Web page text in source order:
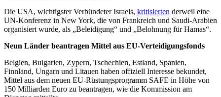
Die USA, wichtigster Verbündeter Israels, kritisierten derweil eine
UN-Konferenz in New York, die von Frankreich und Saudi-Arabien
organisiert wurde, als „Beleidigung“ und „Belohnung für Hamas“.
Neun Länder beantragen Mittel aus EU-Verteidigungsfonds
Belgien, Bulgarien, Zypern, Tschechien, Estland, Spanien,
Finnland, Ungarn und Litauen haben offiziell Interesse bekundet,
Mittel aus dem neuen EU-Rüstungsprogramm SAFE in Höhe von
150 Milliarden Euro zu beantragen, wie die Kommission am